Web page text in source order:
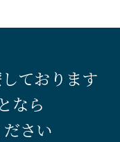
ております
なら
さい